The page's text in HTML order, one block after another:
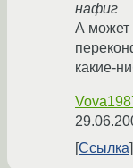
нафиг
А может
какие-
Ссылка